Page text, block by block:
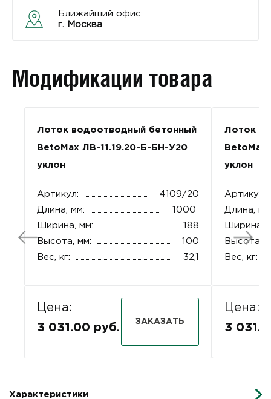
Ближайший офис:
г. Москва
Модификации товара
Лоток водоотводный бетонный
BetoMax ЛВ-11.19.20-Б-БН-У20
уклон
Артикул:
4109/20
Длина, мм:
1000
Ширина, мм:
188
Высота, мм:
100
Вес, кг:
32,1
Цена:
3 031.00 руб.
ЗАКАЗАТЬ
Лоток
BetoMax
уклон
Артикул:
Длина,
Ширина,
Высота,
Вес, кг:
Цена:
3
Характеристики